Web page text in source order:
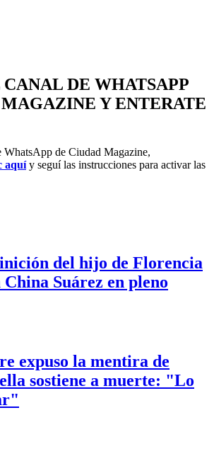
DE WHATSAPP
Y ENTERATE
WhatsApp de Ciudad Magazine,
aquíy seguí las instrucciones para activar las
del hijo de Florencia
China Suárez en pleno
expuso la mentira de
sostiene a muerte: "Lo